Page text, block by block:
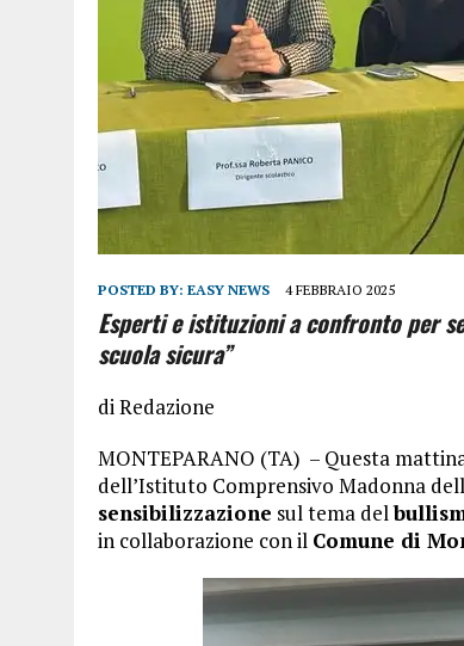
POSTED BY: EASY NEWS 4 FEBBRAIO 2025
Esperti e istituzioni a confronto per
scuola sicura”
di Redazione
MONTEPARANO (TA) – Questa
dell’Istituto Comprensivo Madonna
sensibilizzazione sul tema del
in collaborazione con il Comune di